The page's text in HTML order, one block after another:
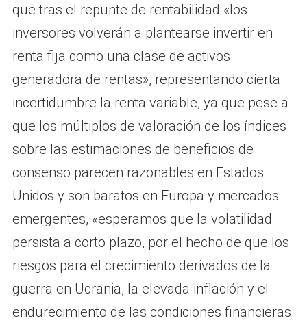
que tras el repunte de rentabilidad «los
inversores volverán a plantearse invertir en
renta fija como una clase de activos
generadora de rentas», representando cierta
incertidumbre la renta variable, ya que pese a
que los múltiplos de valoración de los índices
sobre las estimaciones de beneficios de
consenso parecen razonables en Estados
Unidos y son baratos en Europa y mercados
emergentes, «esperamos que la volatilidad
persista a corto plazo, por el hecho de que los
riesgos para el crecimiento derivados de la
guerra en Ucrania, la elevada inflación y el
endurecimiento de las condiciones financieras